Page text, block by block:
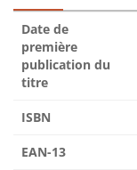
Date de
première
publication du
titre
ISBN
EAN-13